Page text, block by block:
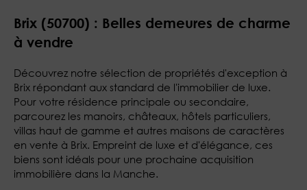
Brix (50700) : Belles demeures de charme
à vendre
Découvrez notre sélection de propriétés d'exception à
Brix répondant aux standard de l'immobilier de luxe.
Pour votre résidence principale ou secondaire,
parcourez les manoirs, châteaux, hôtels particuliers,
villas haut de gamme et autres maisons de caractères
en vente à Brix. Empreint de luxe et d'élégance, ces
biens sont idéals pour une prochaine acquisition
immobilière dans la Manche.